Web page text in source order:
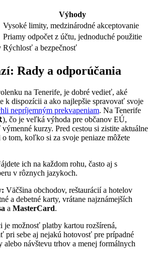
Výhody
Vysoké limity, medzinárodné akceptovanie
Priamy odpočet z účtu, jednoduché použitie
Rýchlosť a bezpečnosť
Rady a odporúčania
na Tenerife, je dobré vedieť, aké
k dispozícii a ako najlepšie spravovať svoje
nepríjemným prekvapeniam. Na Tenerife
), čo je veľká výhoda pre občanov EÚ,
kurzy. Pred cestou si zistite aktuálne
tom, koľko si za svoje peniaze môžete
ich na každom rohu, často aj s
v rôznych jazykoch.
Väčšina obchodov, reštaurácií a hotelov
a debetné karty, vrátane najznámejších
a MasterCard.
je možnosť platby kartou rozšírená,
pri sebe aj nejakú hotovosť pre prípadné
alebo návštevu trhov a menej formálnych